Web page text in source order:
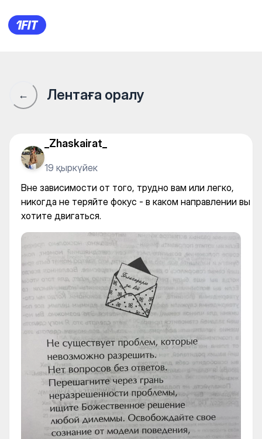
Фитнес-центр «Алау» —
← Лентаға оралу
_Zhaskairat_
19 қыркүйек
Вне зависимости от того, трудно вам или легко,
никогда не теряйте фокус - в каком направлении вы
хотите двигаться.